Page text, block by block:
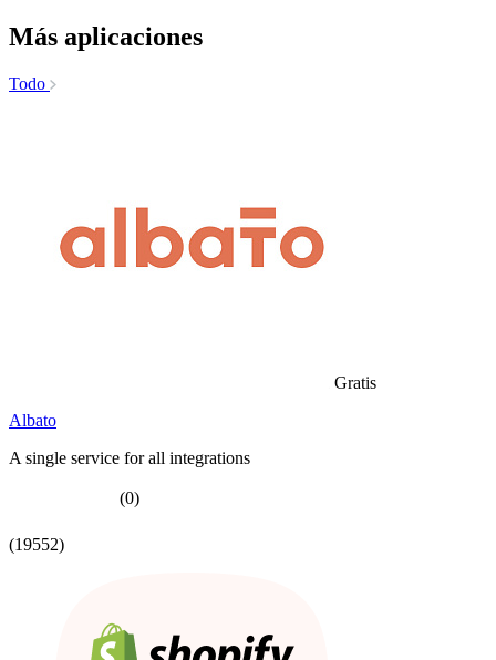
Más aplicaciones
Todo
Gratis
Albato
A single service for all integrations
(0)
(19552)